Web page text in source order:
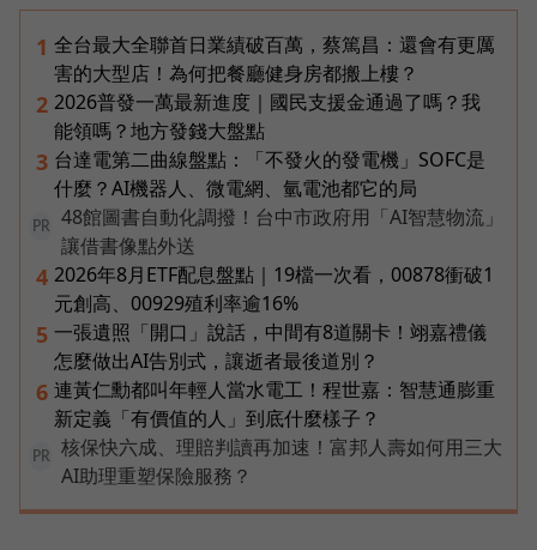
1 全台最大全聯首日業績破百萬，蔡篤昌：還會有更厲
害的大型店！為何把餐廳健身房都搬上樓？
2 2026普發一萬最新進度｜國民支援金通過了嗎？我
能領嗎？地方發錢大盤點
3 台達電第二曲線盤點：「不發火的發電機」SOFC是
什麼？AI機器人、微電網、氫電池都它的局
PR
48館圖書自動化調撥！台中市政府用「AI智慧物流」
讓借書像點外送
4 2026年8月ETF配息盤點｜19檔一次看，00878衝破1
元創高、00929殖利率逾16%
5 一張遺照「開口」說話，中間有8道關卡！翊嘉禮儀
怎麼做出AI告別式，讓逝者最後道別？
6 連黃仁勳都叫年輕人當水電工！程世嘉：智慧通膨重
新定義「有價值的人」到底什麼樣子？
PR
核保快六成、理賠判讀再加速！富邦人壽如何用三大
AI助理重塑保險服務？